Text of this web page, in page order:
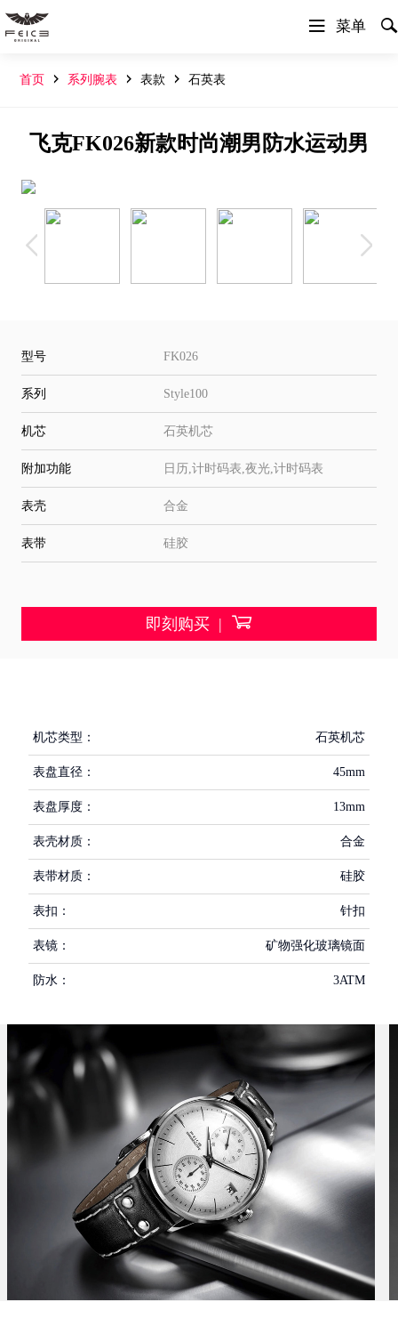
 菜单 
首页  系列腕表  表款  石英表
飞克FK026新款时尚潮男防水运动男
FK026
型号
Style100
系列
石英机芯
机芯
日历,计时码表,夜光,计时码表
附加功能
合金
表壳
硅胶
表带
即刻购买 | 
机芯类型： 石英机芯
表盘直径： 45mm
表盘厚度： 13mm
表壳材质： 合金
表带材质： 硅胶
表扣： 针扣
表镜： 矿物强化玻璃镜面
防水： 3ATM